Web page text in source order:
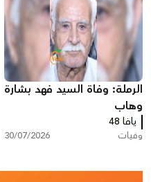
الرملة: وفاة السيد فهد بشارة
وهاب
يافا 48
وفيات 30/07/2026